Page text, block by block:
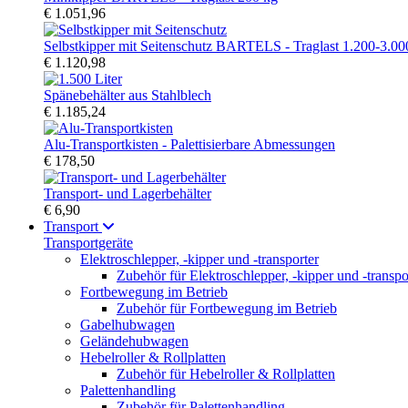
€ 1.051,96
Selbstkipper mit Seitenschutz BARTELS - Traglast 1.200-
€ 1.120,98
Spänebehälter aus Stahlblech
€ 1.185,24
Alu-Transportkisten - Palettisierbare Abmessungen
€ 178,50
Transport- und Lagerbehälter
€ 6,90
Transport
Transportgeräte
Elektroschlepper, -kipper und -transporter
Zubehör für Elektroschlepper, -kipper und -
Fortbewegung im Betrieb
Zubehör für Fortbewegung im Betrieb
Gabelhubwagen
Geländehubwagen
Hebelroller & Rollplatten
Zubehör für Hebelroller & Rollplatten
Palettenhandling